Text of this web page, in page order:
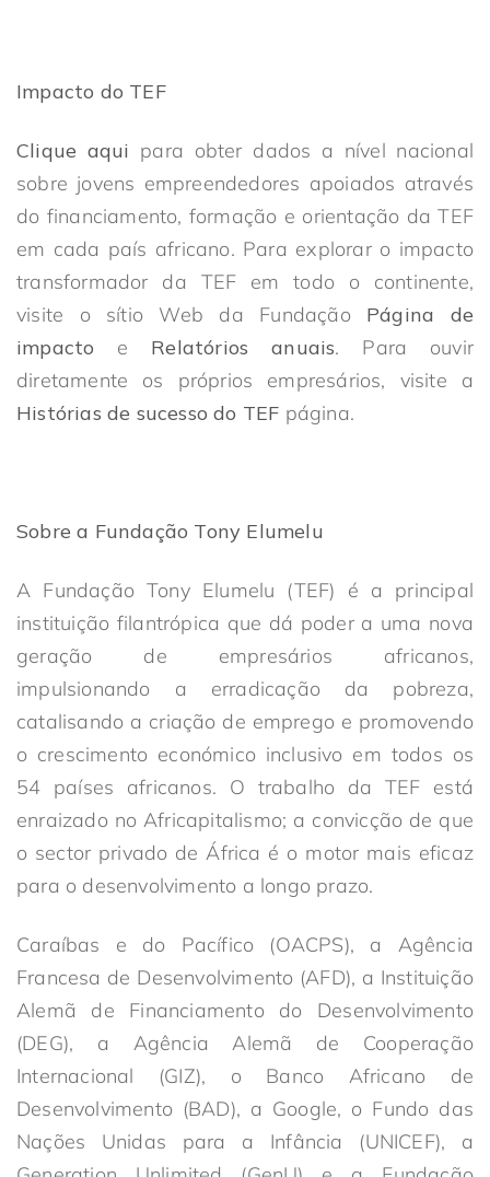
Impacto do TEF
Clique aqui para obter dados a nível nacional
sobre jovens empreendedores apoiados através
do financiamento, formação e orientação da TEF
em cada país africano. Para explorar o impacto
transformador da TEF em todo o continente,
visite o sítio Web da Fundação Página de
impacto e Relatórios anuais. Para ouvir
diretamente os próprios empresários, visite a
Histórias de sucesso do TEF página.
Sobre a Fundação Tony Elumelu
A Fundação Tony Elumelu (TEF) é a principal
instituição filantrópica que dá poder a uma nova
geração de empresários africanos,
impulsionando a erradicação da pobreza,
catalisando a criação de emprego e promovendo
o crescimento económico inclusivo em todos os
54 países africanos. O trabalho da TEF está
enraizado no Africapitalismo; a convicção de que
o sector privado de África é o motor mais eficaz
para o desenvolvimento a longo prazo.
Caraíbas e do Pacífico (OACPS), a Agência
Francesa de Desenvolvimento (AFD), a Instituição
Alemã de Financiamento do Desenvolvimento
(DEG), a Agência Alemã de Cooperação
Internacional (GIZ), o Banco Africano de
Desenvolvimento (BAD), a Google, o Fundo das
Nações Unidas para a Infância (UNICEF), a